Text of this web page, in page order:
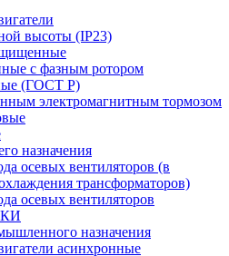
высоты (IP23)
с фазным ротором
(ГОСТ Р)
электромагнитным тормозом
назначения
осевых вентиляторов (в
трансформаторов)
осевых вентиляторов
назначения
асинхронные